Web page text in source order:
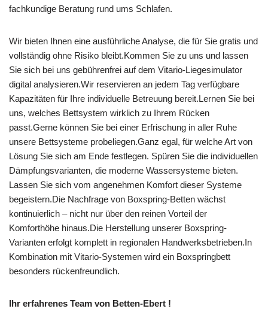
fachkundige Beratung rund ums Schlafen.
Wir bieten Ihnen eine ausführliche Analyse, die für Sie gratis und
vollständig ohne Risiko bleibt.Kommen Sie zu uns und lassen
Sie sich bei uns gebührenfrei auf dem Vitario-Liegesimulator
digital analysieren.Wir reservieren an jedem Tag verfügbare
Kapazitäten für Ihre individuelle Betreuung bereit.Lernen Sie bei
uns, welches Bettsystem wirklich zu Ihrem Rücken
passt.Gerne können Sie bei einer Erfrischung in aller Ruhe
unsere Bettsysteme probeliegen.Ganz egal, für welche Art von
Lösung Sie sich am Ende festlegen. Spüren Sie die individuellen
Dämpfungsvarianten, die moderne Wassersysteme bieten.
Lassen Sie sich vom angenehmen Komfort dieser Systeme
begeistern.Die Nachfrage von Boxspring-Betten wächst
kontinuierlich – nicht nur über den reinen Vorteil der
Komforthöhe hinaus.Die Herstellung unserer Boxspring-
Varianten erfolgt komplett in regionalen Handwerksbetrieben.In
Kombination mit Vitario-Systemen wird ein Boxspringbett
besonders rückenfreundlich.
Ihr erfahrenes Team von Betten-Ebert !